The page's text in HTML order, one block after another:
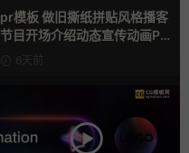
复古风
pr模板 做旧撕纸拼贴风格播客
节目开场介绍动态宣传动画PR
模版6天前